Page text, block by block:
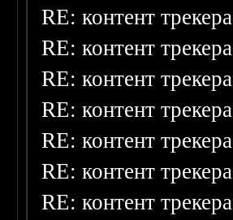
RE: контент трекера
RE: контент трекера
RE: контент трекера
RE: контент трекера
RE: контент трекера
RE: контент трекера
RE: контент трекера